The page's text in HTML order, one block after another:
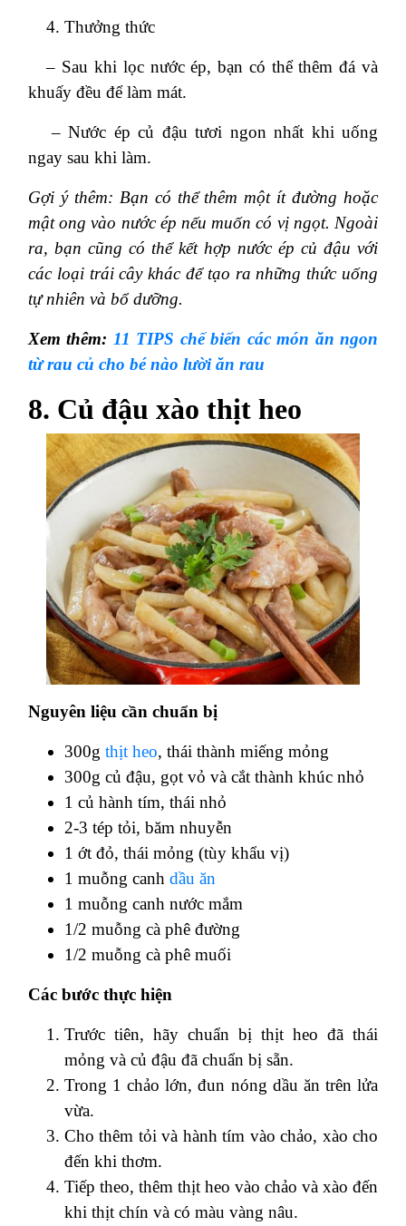
Thưởng thức
– Sau khi lọc nước ép, bạn có thể thêm đá và
khuấy đều để làm mát.
– Nước ép củ đậu tươi ngon nhất khi uống
ngay sau khi làm.
Gợi ý thêm: Bạn có thể thêm một ít đường hoặc
mật ong vào nước ép nếu muốn có vị ngọt. Ngoài
ra, bạn cũng có thể kết hợp nước ép củ đậu với
các loại trái cây khác để tạo ra những thức uống
tự nhiên và bổ dưỡng.
Xem thêm: 11 TIPS chế biến các món ăn ngon
từ rau củ cho bé nào lười ăn rau
8. Củ đậu xào thịt heo
Nguyên liệu cần chuẩn bị
300g thịt heo, thái thành miếng mỏng
300g củ đậu, gọt vỏ và cắt thành khúc nhỏ
1 củ hành tím, thái nhỏ
2-3 tép tỏi, băm nhuyễn
1 ớt đỏ, thái mỏng (tùy khẩu vị)
1 muỗng canh dầu ăn
1 muỗng canh nước mắm
1/2 muỗng cà phê đường
1/2 muỗng cà phê muối
Các bước thực hiện
Trước tiên, hãy chuẩn bị thịt heo đã thái
mỏng và củ đậu đã chuẩn bị sẵn.
Trong 1 chảo lớn, đun nóng dầu ăn trên lửa
vừa.
Cho thêm tỏi và hành tím vào chảo, xào cho
đến khi thơm.
Tiếp theo, thêm thịt heo vào chảo và xào đến
khi thịt chín và có màu vàng nâu.